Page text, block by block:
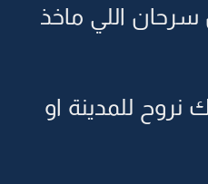
سرحان اللي ماخذ
للمدينة او